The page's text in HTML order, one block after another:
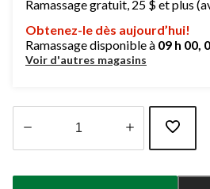
Ramassage gratuit, 25 $ et plus
Obtenez-le dès aujourd’hui!
Ramassage disponible à 09 h 00,
Voir d'autres magasins